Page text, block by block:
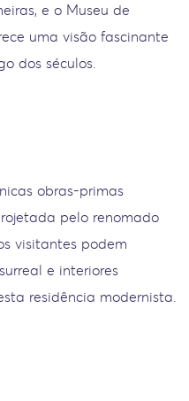
e o Museu de
uma visão fascinante
dos séculos.
obras-primas
pelo renomado
visitantes podem
e interiores
residência modernista.